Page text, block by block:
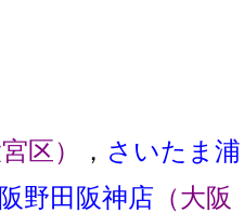
区） ， さいたま浦
野田阪神店 （大阪